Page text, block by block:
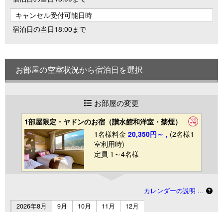
キャンセル受付可能日時
宿泊日の当日18:00まで
お部屋の空室状況から宿泊日を選択
お部屋の変更
1部屋限定・ヤドンのお宿（讃水館和洋室・禁煙）
1名様料金 20,350円～ , (2名様1
室利用時)
定員 1～4名様
カレンダーの説明 …
2026年8月
9月 10月 11月 12月